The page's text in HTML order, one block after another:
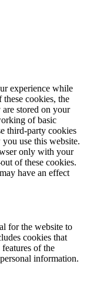
experience while
cookies, the
are stored on your
of basic
third-party cookies
use this website.
only with your
of these cookies.
have an effect
for the website to
cookies that
of the
information.